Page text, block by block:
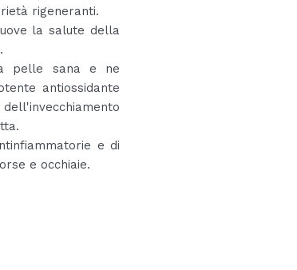
rigeneranti.
la salute della
pelle sana e ne
antiossidante
e di
e occhiaie.